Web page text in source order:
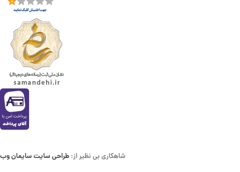
شاهکاری بی نظیر از:طراحی سایت سایمان وب